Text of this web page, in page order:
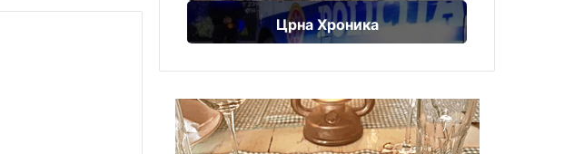
Црна Хроника